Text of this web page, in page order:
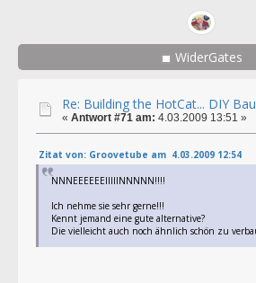
WiderGates
Re: Building the HotCat... DIY
« Antwort #71 am: 4.03.2009 13:51 »
Zitat von: Groovetube am 4.03.2009 12:54
NNNEEEEEEIIIIINNNNN!!!!
Ich nehme sie sehr gerne!!!
Kennt jemand eine gute alternative?
Die vielleicht auch noch ähnlich schön zu